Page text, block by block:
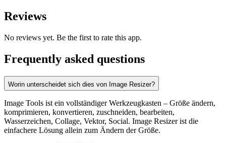
Reviews
No reviews yet. Be the first to rate this app.
Frequently asked questions
Worin unterscheidet sich dies von Image Resizer?
Image Tools ist ein vollständiger Werkzeugkasten – Größe ändern,
komprimieren, konvertieren, zuschneiden, bearbeiten,
Wasserzeichen, Collage, Vektor, Social. Image Resizer ist die
einfachere Lösung allein zum Ändern der Größe.